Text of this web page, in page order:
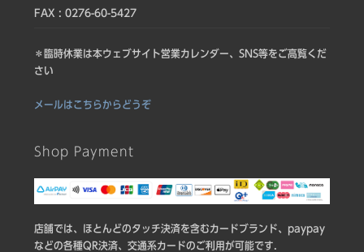
FAX : 0276-60-5427
＊臨時休業は本ウェブサイト営業カレンダー、SNS等をご高覧くだ
さい
メールはこちらからどうぞ
Shop Payment
店舗では、ほとんどのタッチ決済を含むカードブランド、paypay
などの各種QR決済、交通系カードのご利用が可能です.